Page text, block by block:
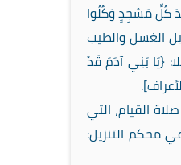
كُلِّ مَسْجِدٍ وَكُلُوا
بل الغسل والطيب
{يَا بَنِي آدَمَ قَدْ
القيام، التي
محكم التنزيل: